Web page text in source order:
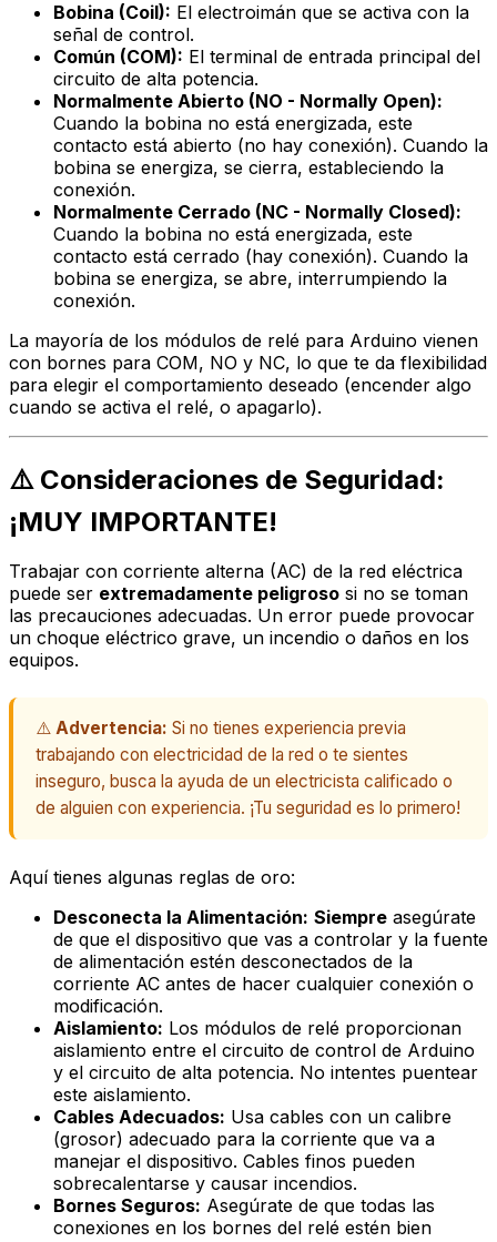
Bobina (Coil): El electroimán que se activa con la
señal de control.
Común (COM): El terminal de entrada principal del
circuito de alta potencia.
Normalmente Abierto (NO - Normally Open):
Cuando la bobina no está energizada, este
contacto está abierto (no hay conexión). Cuando la
bobina se energiza, se cierra, estableciendo la
conexión.
Normalmente Cerrado (NC - Normally Closed):
Cuando la bobina no está energizada, este
contacto está cerrado (hay conexión). Cuando la
bobina se energiza, se abre, interrumpiendo la
conexión.
La mayoría de los módulos de relé para Arduino vienen
con bornes para COM, NO y NC, lo que te da flexibilidad
para elegir el comportamiento deseado (encender algo
cuando se activa el relé, o apagarlo).
⚠️ Consideraciones de Seguridad:
¡MUY IMPORTANTE!
Trabajar con corriente alterna (AC) de la red eléctrica
puede ser extremadamente peligroso si no se toman
las precauciones adecuadas. Un error puede provocar
un choque eléctrico grave, un incendio o daños en los
equipos.
⚠️ Advertencia: Si no tienes experiencia previa
trabajando con electricidad de la red o te sientes
inseguro, busca la ayuda de un electricista calificado o
de alguien con experiencia. ¡Tu seguridad es lo primero!
Aquí tienes algunas reglas de oro:
Desconecta la Alimentación: Siempre asegúrate
de que el dispositivo que vas a controlar y la fuente
de alimentación estén desconectados de la
corriente AC antes de hacer cualquier conexión o
modificación.
Aislamiento: Los módulos de relé proporcionan
aislamiento entre el circuito de control de Arduino
y el circuito de alta potencia. No intentes puentear
este aislamiento.
Cables Adecuados: Usa cables con un calibre
(grosor) adecuado para la corriente que va a
manejar el dispositivo. Cables finos pueden
sobrecalentarse y causar incendios.
Bornes Seguros: Asegúrate de que todas las
conexiones en los bornes del relé estén bien